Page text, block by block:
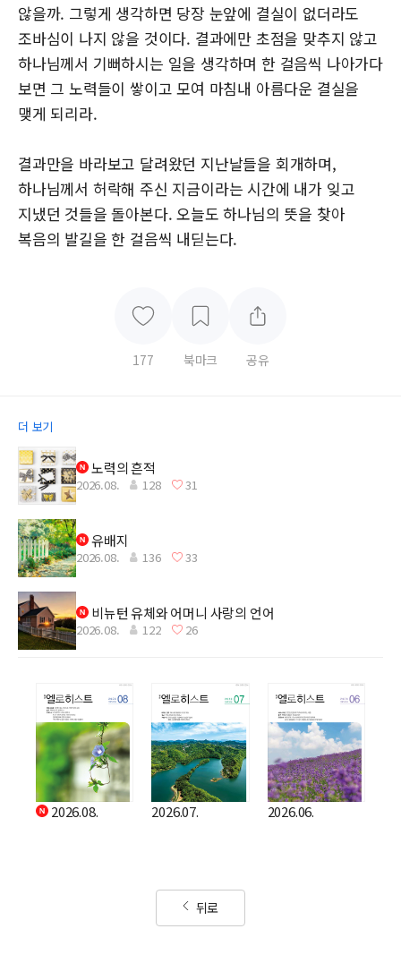
않을까. 그렇게 생각하면 당장 눈앞에 결실이 없더라도
조바심이 나지 않을 것이다. 결과에만 초점을 맞추지 않고
하나님께서 기뻐하시는 일을 생각하며 한 걸음씩 나아가다
보면 그 노력들이 쌓이고 모여 마침내 아름다운 결실을
맺게 되리라.
결과만을 바라보고 달려왔던 지난날들을 회개하며,
하나님께서 허락해 주신 지금이라는 시간에 내가 잊고
지냈던 것들을 돌아본다. 오늘도 하나님의 뜻을 찾아
복음의 발길을 한 걸음씩 내딛는다.
177 북마크 공유
더 보기
노력의 흔적
2026.08. 128 31
유배지
2026.08. 136 33
비뉴턴 유체와 어머니 사랑의 언어
2026.08. 122 26
2026.08. 2026.07. 2026.06.
뒤로